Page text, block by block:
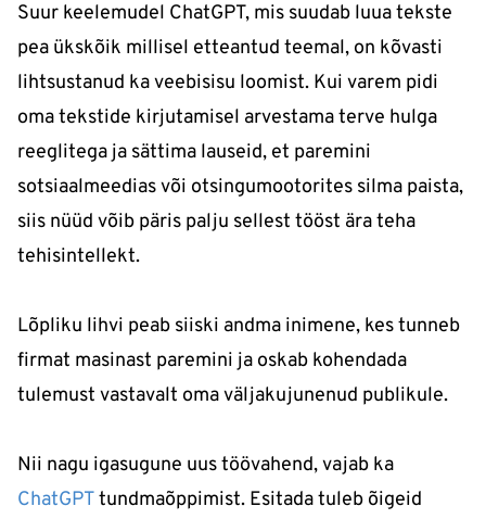
Suur keelemudel ChatGPT, mis suudab luua tekste
pea ükskõik millisel etteantud teemal, on kõvasti
lihtsustanud ka veebisisu loomist. Kui varem pidi
oma tekstide kirjutamisel arvestama terve hulga
reeglitega ja sättima lauseid, et paremini
sotsiaalmeedias või otsingumootorites silma paista,
siis nüüd võib päris palju sellest tööst ära teha
tehisintellekt.
Lõpliku lihvi peab siiski andma inimene, kes tunneb
firmat masinast paremini ja oskab kohendada
tulemust vastavalt oma väljakujunenud publikule.
Nii nagu igasugune uus töövahend, vajab ka
ChatGPTtundmaõppimist. Esitada tuleb õigeid